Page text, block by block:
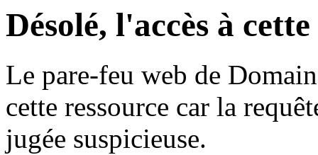
Désolé, l'accès à
Le pare-feu web de
cette ressource car la
jugée suspicieuse.